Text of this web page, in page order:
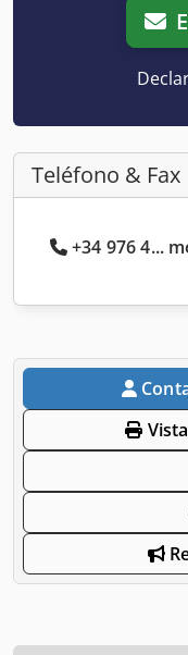
Teléfono & Fax
+34 976 4...